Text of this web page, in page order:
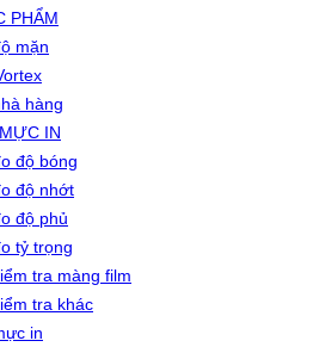
PHẨM
mặn
hàng
IN
độ bóng
độ nhớt
độ phủ
tỷ trọng
tra màng film
tra khác
in